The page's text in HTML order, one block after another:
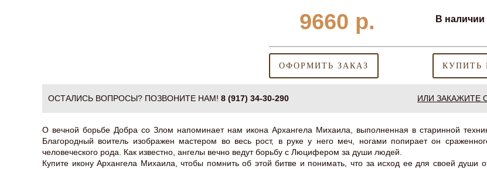
9660 р. В наличии
ОФОРМИТЬ ЗАКАЗ КУПИТЬ
ОСТАЛИСЬ ВОПРОСЫ? ПОЗВОНИТЕ НАМ! 8 (917) 34-30-290 ИЛИ ЗАКАЖИТЕ
О вечной борьбе Добра со Злом напоминает нам икона Архангела Михаила, выполненная в старинной
Благородный воитель изображен мастером во весь рост, в руке у него меч, ногами попирает он
человеческого рода. Как известно, ангелы вечно ведут борьбу с Люцифером за души людей.
Купите икону Архангела Михаила, чтобы помнить об этой битве и понимать, что за исход ее для своей души